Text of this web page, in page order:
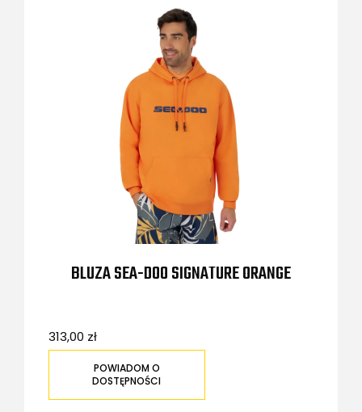
BLUZA SEA-DOO SIGNATURE ORANGE
313,00 zł
POWIADOM O
DOSTĘPNOŚCI